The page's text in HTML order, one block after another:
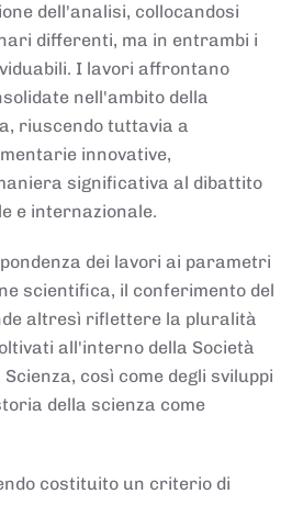
dell'analisi, collocandosi
differenti, ma in entrambi i
I lavori affrontano
nell'ambito della
riuscendo tuttavia a
innovative,
significativa al dibattito
e internazionale.
dei lavori ai parametri
scientifica, il conferimento del
altresì riflettere la pluralità
all'interno della Società
così come degli sviluppi
della scienza come
costituito un criterio di